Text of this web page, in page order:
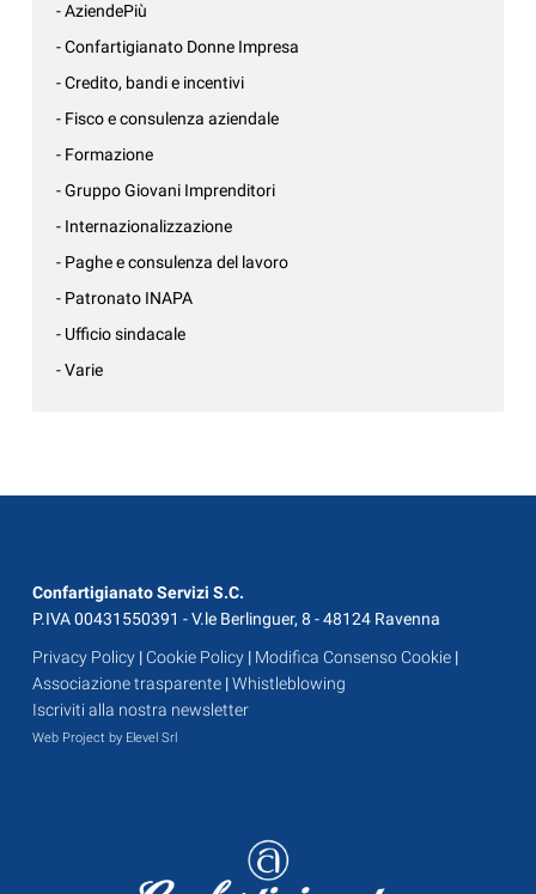
- AziendePiù
- Confartigianato Donne Impresa
- Credito, bandi e incentivi
- Fisco e consulenza aziendale
- Formazione
- Gruppo Giovani Imprenditori
- Internazionalizzazione
- Paghe e consulenza del lavoro
- Patronato INAPA
- Ufficio sindacale
- Varie
Confartigianato Servizi S.C.
P.IVA 00431550391 - V.le Berlinguer, 8 - 48124 Ravenna
Privacy Policy |Cookie Policy | Modifica Consenso Cookie |
Associazione trasparente |Whistleblowing
Iscriviti alla nostra newsletter
Web Project by Elevel Srl